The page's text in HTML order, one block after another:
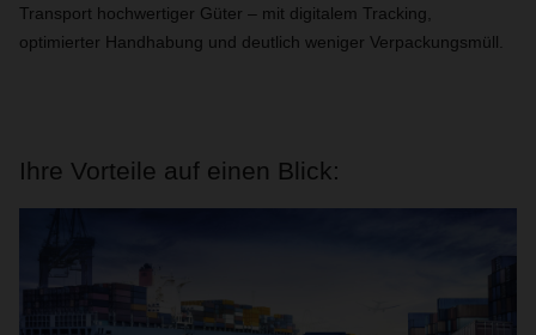
Transport hochwertiger Güter – mit digitalem Tracking,
optimierter Handhabung und deutlich weniger Verpackungsmüll.
Ihre Vorteile auf einen Blick: